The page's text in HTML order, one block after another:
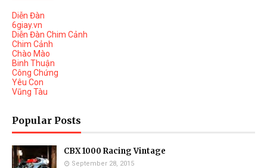
Diễn Đàn
6giay.vn
Diễn Đàn Chim Cảnh
Chim Cảnh
Chào Mào
Binh Thuận
Công Chứng
Yêu Con
Vũng Tàu
Popular Posts
CBX 1000 Racing Vintage
September 28, 2015